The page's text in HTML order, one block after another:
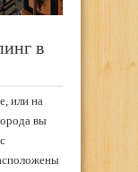
в
или на
вы